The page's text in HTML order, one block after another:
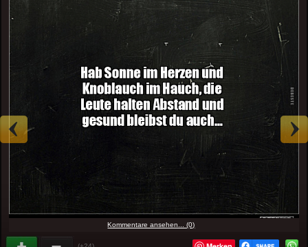
Kommentare ansehen... (0)